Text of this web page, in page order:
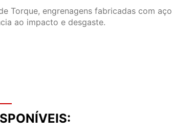
Torque, engrenagens fabricadas com aço
ao impacto e desgaste.